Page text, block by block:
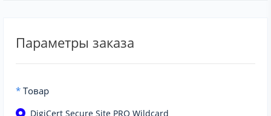
Параметры заказа
* Товар
DigiCert Secure Site PRO Wildcard